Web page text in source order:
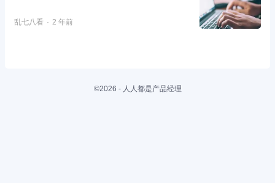
乱七八看 2 年前
©2026 - 人人都是产品经理